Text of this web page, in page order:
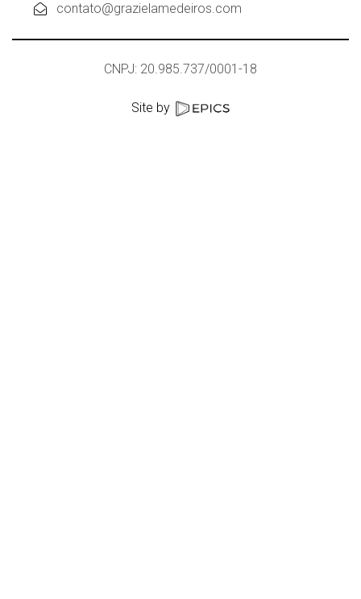
contato@grazielamedeiros.com
CNPJ: 20.985.737/0001-18
Site by